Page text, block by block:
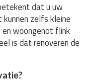
dat u uw
zelfs kleine
en woongenot flink
is dat renoveren de